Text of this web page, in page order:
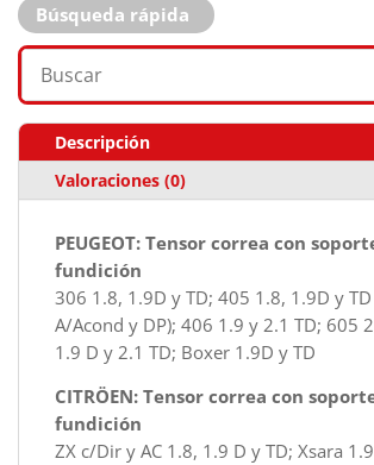
Búsqueda rápida
Descripción
Valoraciones (0)
PEUGEOT: Tensor correa con
fundición
306 1.8, 1.9D y TD; 405 1.8, 1.9D y TD
A/Acond y DP); 406 1.9 y 2.1 TD; 605
1.9 D y 2.1 TD; Boxer 1.9D y TD
CITRÖEN: Tensor correa con
fundición
ZX c/Dir y AC 1.8, 1.9 D y TD; Xsara